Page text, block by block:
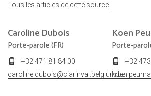
Tous les articles de cette source
Caroline Dubois
Porte-parole (FR)
+32 471 81 84 00
caroline.dubois@clarinval.belgium.be
Koen
Porte-
+32